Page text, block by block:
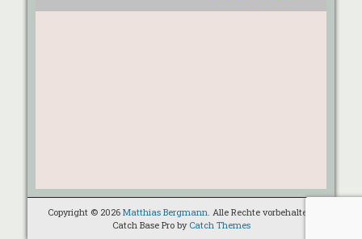
Copyright © 2026 Matthias Bergmann. Alle Rechte vorbehalten.
Catch Base Pro by Catch Themes